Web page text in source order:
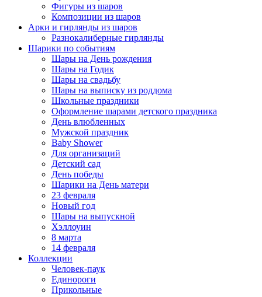
Фигуры из шаров
Композиции из шаров
Арки и гирлянды из шаров
Разнокалиберные гирлянды
Шарики по событиям
Шары на День рождения
Шары на Годик
Шары на свадьбу
Шары на выписку из роддома
Школьные праздники
Оформление шарами детского праздника
День влюбленных
Мужской праздник
Baby Shower
Для организаций
Детский сад
День победы
Шарики на День матери
23 февраля
Новый год
Шары на выпускной
Хэллоуин
8 марта
14 февраля
Коллекции
Человек-паук
Единороги
Прикольные